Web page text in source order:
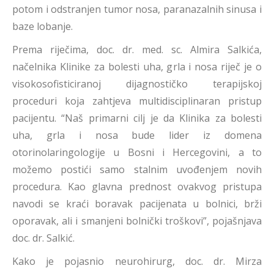
potom i odstranjen tumor nosa, paranazalnih sinusa i
baze lobanje.
Prema riječima, doc. dr. med. sc. Almira Salkića,
načelnika Klinike za bolesti uha, grla i nosa riječ je o
visokosofisticiranoj dijagnostičko terapijskoj
proceduri koja zahtjeva multidisciplinaran pristup
pacijentu. “Naš primarni cilj je da Klinika za bolesti
uha, grla i nosa bude lider iz domena
otorinolaringologije u Bosni i Hercegovini, a to
možemo postići samo stalnim uvođenjem novih
procedura. Kao glavna prednost ovakvog pristupa
navodi se kraći boravak pacijenata u bolnici, brži
oporavak, ali i smanjeni bolnički troškovi”, pojašnjava
doc. dr. Salkić.
Kako je pojasnio neurohirurg, doc. dr. Mirza